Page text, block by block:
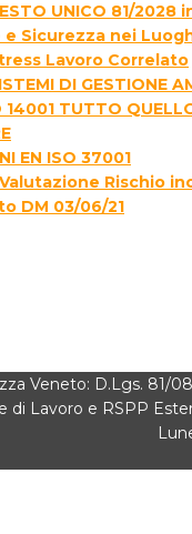
UNICO 81/2028
e Sicurezza nei
Lavoro Correlato
DI GESTIONE
14001 TUTTO
EN ISO 37001
Valutazione Rischio
DM 03/06/21
Veneto: D.Lgs. 81/08
di Lavoro e RSPP